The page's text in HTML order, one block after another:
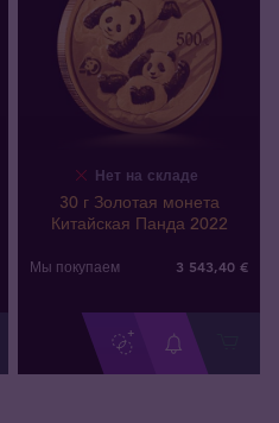
Нет на складе
30 г Золотая монета
Китайская Панда 2022
Мы покупаем 3 543,40 €